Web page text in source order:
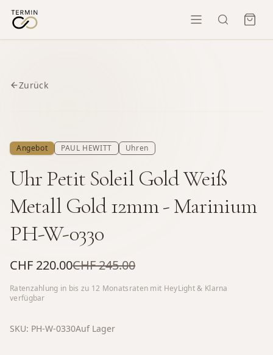
Zurück
Angebot PAUL HEWITT Uhren
Uhr Petit Soleil Gold Weiß
Metall Gold 12mm - Marinium
PH-W-0330
CHF 220.00CHF 245.00
Ratenzahlung in bis zu 12 Monatsraten mit HeyLight & Klarna
verfügbar
SKU: PH-W-0330Auf Lager